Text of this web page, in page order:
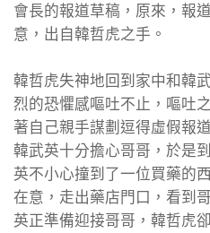
會長的報道草稿，原來，報
意，出自韓哲虎之手。
韓哲虎失神地回到家中和韓
烈的恐懼感嘔吐不止，嘔吐
著自己親手謀劃逗得虛假報
韓武英十分擔心哥哥，於是
英不小心撞到了一位買藥的
在意，走出藥店門口，看到
英正準備迎接哥哥，韓哲虎